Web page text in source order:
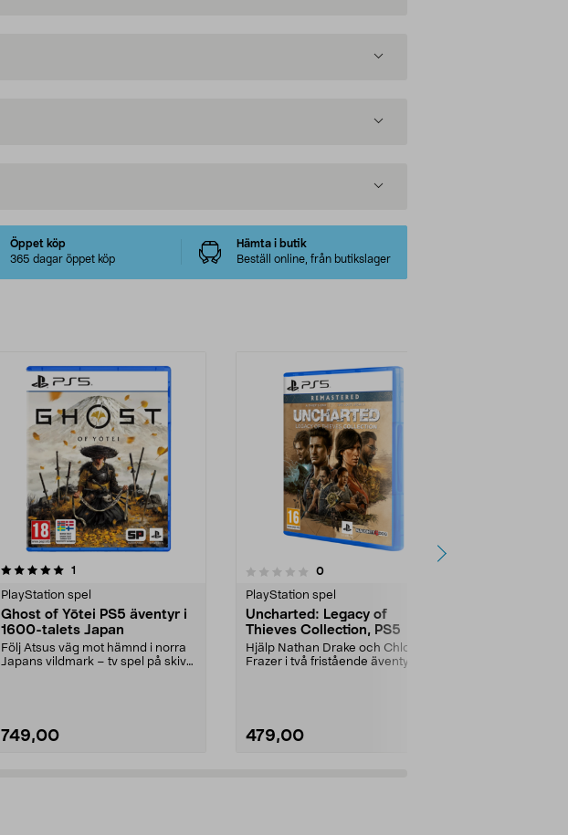
Öppet köp
365 dagar öppet köp
Hämta i butik
Beställ online, från butikslager
1
PlayStation spel
Ghost of Yōtei PS5 äventyr i
1600-talets Japan
Följ Atsus väg mot hämnd i norra
Japans vildmark – tv spel på skiva
749,00
0.0 av 5 stjärnor 0recensioner
PlayStation spel
Uncharted: Legacy of
Thieves Collection, PS5
Hjälp Nathan Drake och Chloe
Frazer i två fristående äventyr.
479,00
4.0 av 5 stjärnor